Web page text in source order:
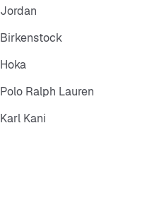
Jordan
Birkenstock
Hoka
Polo Ralph Lauren
Karl Kani